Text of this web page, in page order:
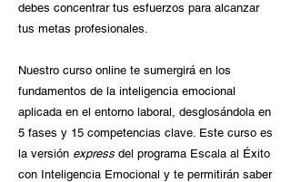
debes concentrar tus esfuerzos para alcanzar
tus metas profesionales.
Nuestro curso online te sumergirá en los
fundamentos de la inteligencia emocional
aplicada en el entorno laboral, desglosándola en
5 fases y 15 competencias clave. Este curso es
la versión express del programa Escala al Éxito
con Inteligencia Emocional y te permitirán saber